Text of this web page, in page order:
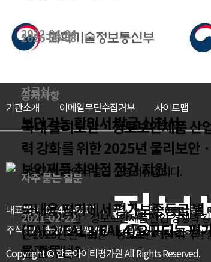
정보
2026-06-08
공지사항
국내 물리보안ㆍ정보보안제품 산
력 강화를 위한 2025년 물리보안
보안제품 취약점 점검 지원
국내 물리보안ㆍ정보보안제품 산업 경쟁력
한 2025년 물리보안ㆍ정보보안제품 취약점
원 관련 안내…
2022-04-04
자료실
보안기능 확인서 발급 신청서
보안기능 확인서 발급 신청서류입니다.
2021-02-22
자주 묻는 질문
국내용 평가에서 평가보증등급 별
(EAL2/EAL3/EAL4)요구되는 평
물 종류는?
기관소개 이메일무단수집거부 사이트맵
대표번호 : 02-400-8217 보안기능확인서 · CC평가
주식회사 한국아이티평가원
대표이사 : 윤여웅
Copyright © 한국아이티평가원 All Rights Reserved.